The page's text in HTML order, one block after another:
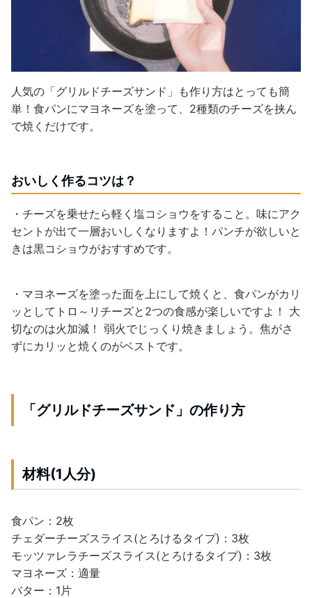
人気の「グリルドチーズサンド」も作り方はとっても簡
単！食パンにマヨネーズを塗って、2種類のチーズを挟ん
で焼くだけです。
おいしく作るコツは？
・チーズを乗せたら軽く塩コショウをすること。味にアク
セントが出て一層おいしくなりますよ！パンチが欲しいと
きは黒コショウがおすすめです。
・マヨネーズを塗った面を上にして焼くと、食パンがカリ
ッとしてトロ～リチーズと2つの食感が楽しいですよ！ 大
切なのは火加減！ 弱火でじっくり焼きましょう。焦がさ
ずにカリッと焼くのがベストです。
「グリルドチーズサンド」の作り方
材料(1人分)
食パン：2枚
チェダーチーズスライス(とろけるタイプ)：3枚
モッツァレラチーズスライス(とろけるタイプ)：3枚
マヨネーズ：適量
バター：1片